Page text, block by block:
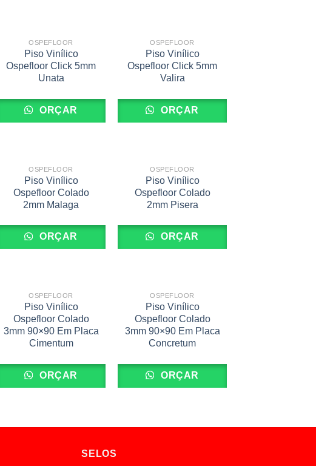
OSPEFLOOR
Piso Vinílico
Ospefloor Click 5mm
Unata
ORÇAR
OSPEFLOOR
Piso Vinílico
Ospefloor Click 5mm
Valira
ORÇAR
OSPEFLOOR
Piso Vinílico
Ospefloor Colado
2mm Malaga
ORÇAR
OSPEFLOOR
Piso Vinílico
Ospefloor Colado
2mm Pisera
ORÇAR
OSPEFLOOR
Piso Vinílico
Ospefloor Colado
3mm 90×90 Em Placa
Cimentum
ORÇAR
OSPEFLOOR
Piso Vinílico
Ospefloor Colado
3mm 90×90 Em Placa
Concretum
ORÇAR
SELOS